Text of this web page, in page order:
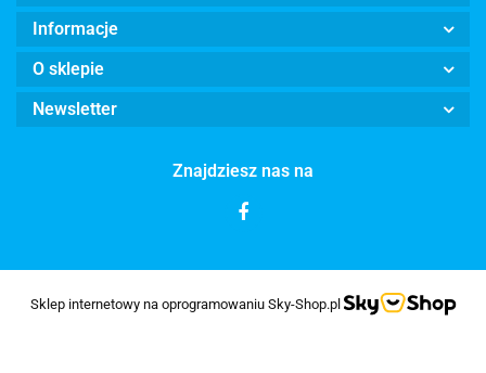
Informacje
O sklepie
Newsletter
Znajdziesz nas na
Sklep internetowy na oprogramowaniu Sky-Shop.pl